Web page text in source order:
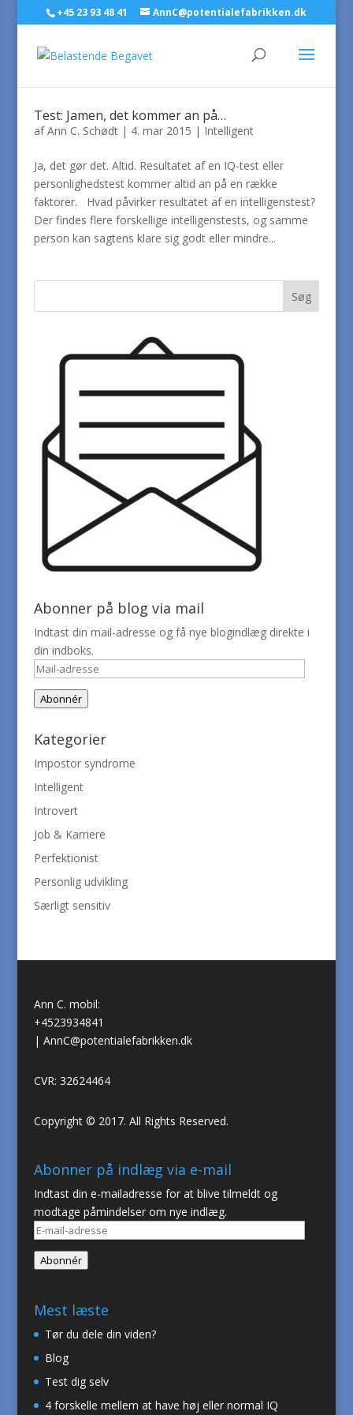
+45 23 93 48 41 AnnC@potentialefabrikken.dk
Test: Jamen, det kommer an på…
afAnn C. Schødt| 4. mar 2015 | Intelligent
Ja, det gør det. Altid. Resultatet af en IQ-test eller
personlighedstest kommer altid an på en række
faktorer. Hvad påvirker resultatet af en intelligenstest?
Der findes flere forskellige intelligenstests, og samme
person kan sagtens klare sig godt eller mindre...
Abonner på blog via mail
Indtast din mail-adresse og få nye blogindlæg direkte i
din indboks.
Mail-
adresse
Abonnér
Kategorier
Impostor syndrome
Intelligent
Introvert
Job & Karriere
Perfektionist
Personlig udvikling
Særligt sensitiv
Ann C. mobil:
+4523934841
| AnnC@potentialefabrikken.dk
CVR: 32624464
Copyright © 2017. All Rights Reserved.
Abonner på indlæg via e-mail
Indtast din e-mailadresse for at blive tilmeldt og
modtage påmindelser om nye indlæg.
E-
mail-
adresse
Abonnér
Mest læste
Tør du dele din viden?
Blog
Test dig selv
4 forskelle mellem at have høj eller normal IQ